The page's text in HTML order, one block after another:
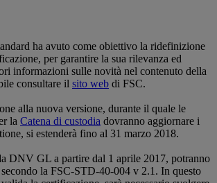
ha avuto come obiettivo la ridefinizione
per garantire la sua rilevanza ed
informazioni sulle novità nel contenuto della
consultare il sito web di FSC.
alla nuova versione, durante il quale le
la Catena di custodia dovranno aggiornare i
si estenderà fino al 31 marzo 2018.
DNV GL a partire dal 1 aprile 2017, potranno
secondo la FSC-STD-40-004 v 2.1. In questo